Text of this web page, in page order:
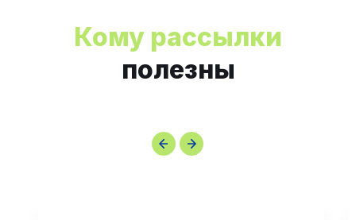
Кому рассылки
полезны